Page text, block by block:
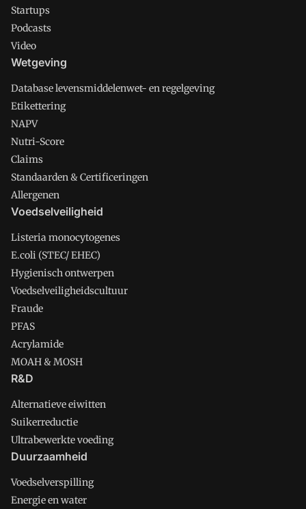
Startups
Podcasts
Video
Wetgeving
Database levensmiddelenwet- en regelgeving
Etikettering
NAPV
Nutri-Score
Claims
Standaarden & Certificeringen
Allergenen
Voedselveiligheid
Listeria monocytogenes
E.coli (STEC/ EHEC)
Hygienisch ontwerpen
Voedselveiligheidscultuur
Fraude
PFAS
Acrylamide
MOAH & MOSH
R&D
Alternatieve eiwitten
Suikerreductie
Ultrabewerkte voeding
Duurzaamheid
Voedselverspilling
Energie en water